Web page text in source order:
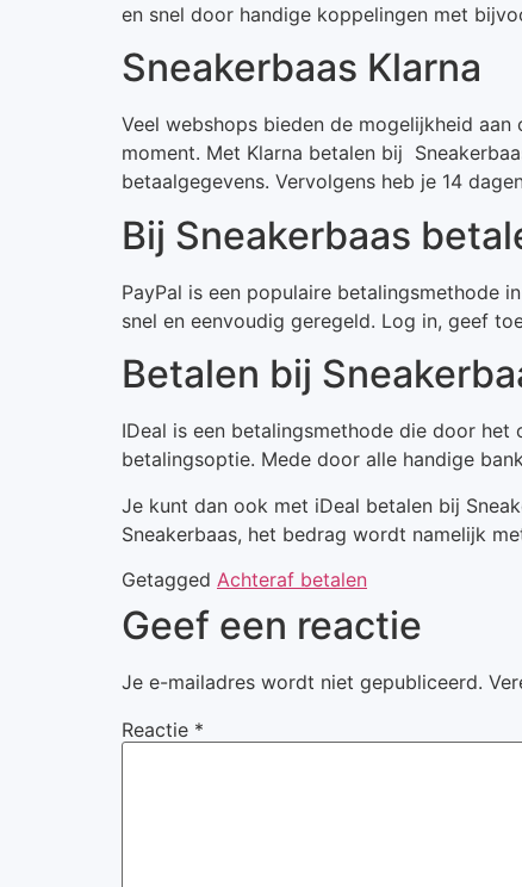
en snel door handige koppelingen met
Sneakerbaas Klarna
Veel webshops bieden de mogelijkheid
moment. Met Klarna betalen bij
betaalgegevens. Vervolgens heb je 14
Bij Sneakerbaas
PayPal is een populaire betalingsmethode
snel en eenvoudig geregeld. Log in, geef
Betalen bij
IDeal is een betalingsmethode die door
betalingsoptie. Mede door alle handige
Je kunt dan ook met iDeal betalen bij
Sneakerbaas, het bedrag wordt namelijk
Getagged Achteraf betalen
Geef een reactie
Je e-mailadres wordt niet gepubliceerd.
Reactie *